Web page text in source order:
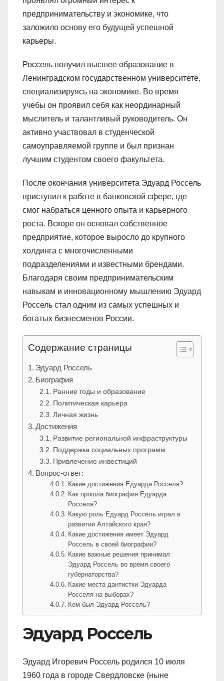
предпринимательству и экономике, что
заложило основу его будущей успешной
карьеры.
Россель получил высшее образование в
Ленинградском государственном университете,
специализируясь на экономике. Во время
учебы он проявил себя как неординарный
мыслитель и талантливый руководитель. Он
активно участвовал в студенческой
самоуправляемой группе и был признан
лучшим студентом своего факультета.
После окончания университета Эдуард Россель
приступил к работе в банковской сфере, где
смог набраться ценного опыта и карьерного
роста. Вскоре он основал собственное
предприятие, которое выросло до крупного
холдинга с многочисленными
подразделениями и известными брендами.
Благодаря своим предпринимательским
навыкам и инновационному мышлению Эдуард
Россель стал одним из самых успешных и
богатых бизнесменов России.
Содержание страницы
Эдуард Россель
Биография
Ранние годы и образование
Политическая карьера
Личная жизнь
Достижения
Развитие региональной инфраструктуры
Поддержка социальных программ
Привлечение инвестиций
Вопрос-ответ:
Какие достижения Едуарда Росселя?
Как прошла биография Едуарда
Росселя?
Какую роль Едуард Россель играл в
развитии Алтайского края?
Какие достижения имеет Эдуард
Россель в своей биографии?
Какие важные решения принимал
Эдуард Россель во время своего
губернаторства?
Какие места дантистки Эдуарда
Росселя на выборах?
Кем был Эдуард Россель?
Эдуард Россель
Эдуард Игоревич Россель родился 10 июля
1960 года в городе Свердловске (ныне